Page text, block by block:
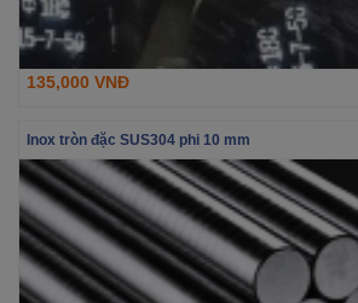
135,000 VNĐ
Inox tròn đặc SUS304 phi 10 mm